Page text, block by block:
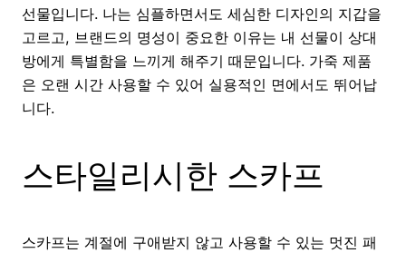
선물입니다. 나는 심플하면서도 세심한 디자인의 지갑을
고르고, 브랜드의 명성이 중요한 이유는 내 선물이 상대
방에게 특별함을 느끼게 해주기 때문입니다. 가죽 제품
은 오랜 시간 사용할 수 있어 실용적인 면에서도 뛰어납
니다.
스타일리시한 스카프
스카프는 계절에 구애받지 않고 사용할 수 있는 멋진 패